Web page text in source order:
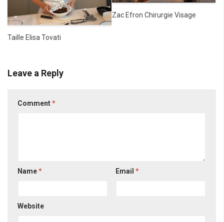
Taille Elisa Tovati
Zac Efron Chirurgie Visage
Leave a Reply
Comment*
Name* Email*
Website